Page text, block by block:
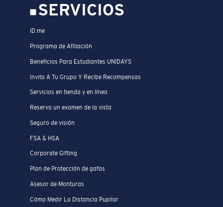
SERVICIOS
ID.me
Programa de Afiliación
Beneficios Para Estudiantes UNIDAYS
Invita A Tu Grupo Y Recibe Recompensas
Servicios en tienda y en línea
Reserva un examen de la vista
Seguro de visión
FSA & HSA
Corporate Gifting
Plan de Protección de gafas
Asesor de Monturas
Cómo Medir La Distancia Pupilar